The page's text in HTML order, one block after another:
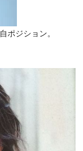
ポジション。